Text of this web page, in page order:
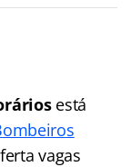
está
vagas